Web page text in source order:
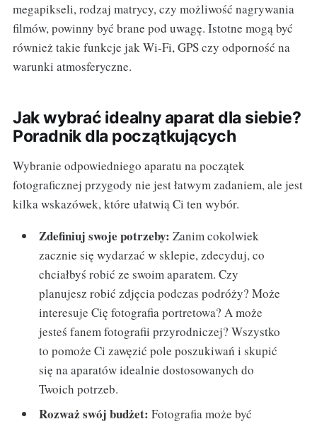
megapikseli, rodzaj matrycy, czy możliwość nagrywania
filmów, powinny być brane pod uwagę. Istotne mogą być
również takie funkcje jak Wi-Fi, GPS czy odporność na
warunki atmosferyczne.
Jak wybrać idealny aparat dla siebie?
Poradnik dla początkujących
Wybranie odpowiedniego aparatu na początek
fotograficznej przygody nie jest łatwym zadaniem, ale jest
kilka wskazówek, które ułatwią Ci ten wybór.
Zdefiniuj swoje potrzeby:Zanim cokolwiek
zacznie się wydarzać w sklepie, zdecyduj, co
chciałbyś robić ze swoim aparatem. Czy
planujesz robić zdjęcia podczas podróży? Może
interesuje Cię fotografia portretowa? A może
jesteś fanem fotografii przyrodniczej? Wszystko
to pomoże Ci zawęzić pole poszukiwań i skupić
się na aparatów idealnie dostosowanych do
Twoich potrzeb.
Rozważ swój budżet:Fotografia może być